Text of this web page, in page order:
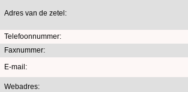
Adres van de zetel:
Telefoonnummer:
Faxnummer:
E-mail:
Webadres: